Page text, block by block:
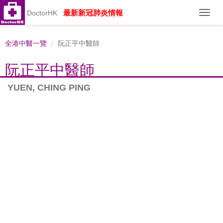
DoctorHK 最新新冠肺炎情報
全港中醫一覽 阮正平中醫師
阮正平中醫師
YUEN, CHING PING